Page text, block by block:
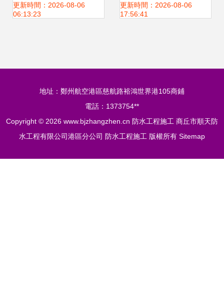
更新時間：2026-08-06
06:13:23
選材到施工的全流
更新時間：2026-08-06
17:56:41
地址：鄭州航空港區慈航路裕鴻世界港105商鋪
電話：1373754**
Copyright © 2026 www.bjzhangzhen.cn 防水工程施工 商丘市順天防
水工程有限公司港區分公司 防水工程施工 版權所有 Sitemap